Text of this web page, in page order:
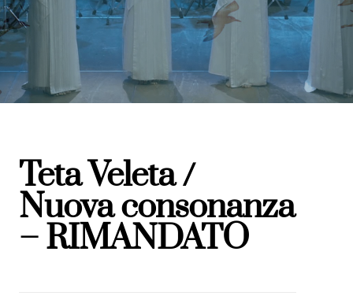
Teta Veleta /
Nuova consonanza
– RIMANDATO